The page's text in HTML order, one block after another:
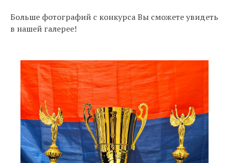
Больше фотографий с конкурса Вы сможете увидеть
в нашей галерее!